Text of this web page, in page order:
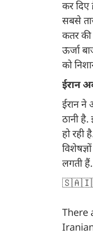
कर दिए
सबसे
कतर
ऊर्जा
को
ईरान
ईरान
ठानी
हो रही
लगती
🇸🇦🇮🇷
There